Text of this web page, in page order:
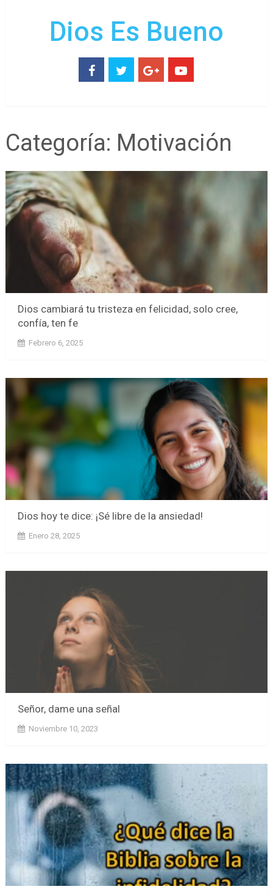
Dios Es Bueno
Categoría: Motivación
Dios cambiará tu tristeza en felicidad, solo cree,
confía, ten fe
Febrero 6, 2025
Dios hoy te dice: ¡Sé libre de la ansiedad!
Enero 28, 2025
Señor, dame una señal
Noviembre 10, 2023